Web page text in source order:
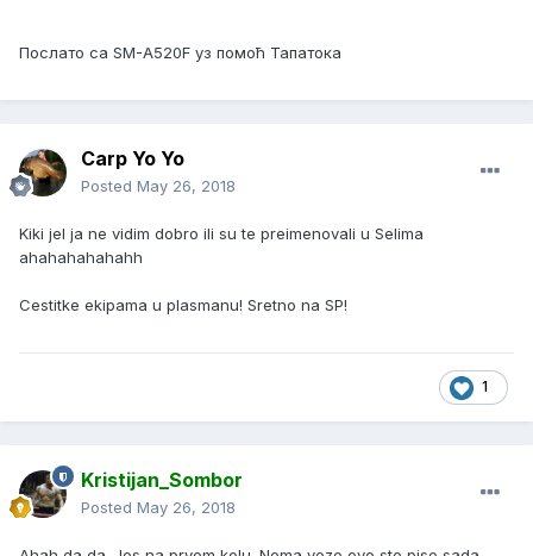
Послато са SM-A520F уз помоћ Тапатока
Carp Yo Yo
Posted May 26, 2018
Kiki jel ja ne vidim dobro ili su te preimenovali u Selima
ahahahahahahh
Cestitke ekipama u plasmanu! Sretno na SP!
1
Kristijan_Sombor
Posted May 26, 2018